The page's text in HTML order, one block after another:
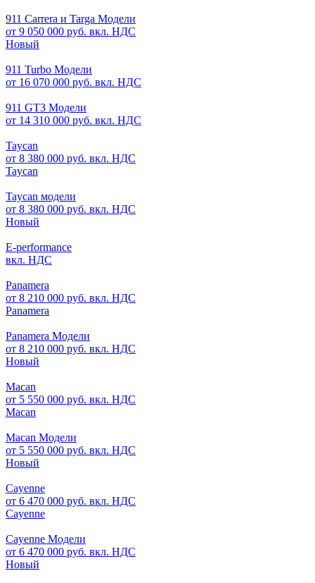
911 Carrera и Targa Модели
от 9 050 000 руб. вкл. НДС
Новый
911 Turbo Модели
от 16 070 000 руб. вкл. НДС
911 GT3 Модели
от 14 310 000 руб. вкл. НДС
Taycan
от 8 380 000 руб. вкл. НДС
Taycan
Taycan модели
от 8 380 000 руб. вкл. НДС
Новый
E-performance
вкл. НДС
Panamera
от 8 210 000 руб. вкл. НДС
Panamera
Panamera Модели
от 8 210 000 руб. вкл. НДС
Новый
Macan
от 5 550 000 руб. вкл. НДС
Macan
Macan Модели
от 5 550 000 руб. вкл. НДС
Новый
Cayenne
от 6 470 000 руб. вкл. НДС
Cayenne
Cayenne Модели
от 6 470 000 руб. вкл. НДС
Новый